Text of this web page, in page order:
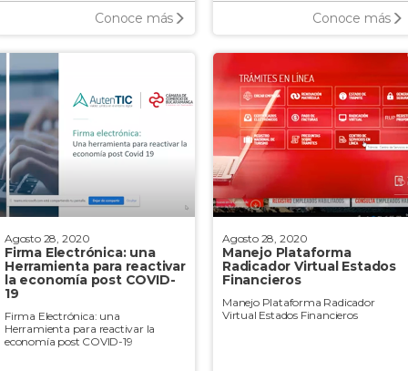
Conoce más Conoce más
Agosto 28, 2020
Firma Electrónica: una
Herramienta para reactivar
la economía post COVID-
19
Firma Electrónica: una
Herramienta para reactivar la
economía post COVID-19
Agosto 28, 2020
Manejo Plataforma
Radicador Virtual Estados
Financieros
Manejo Plataforma Radicador
Virtual Estados Financieros